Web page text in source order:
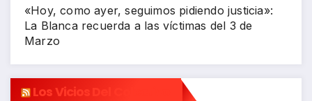
«Hoy, como ayer, seguimos pidiendo justicia»:
La Blanca recuerda a las víctimas del 3 de
Marzo
Los Vicios Del Colectivo